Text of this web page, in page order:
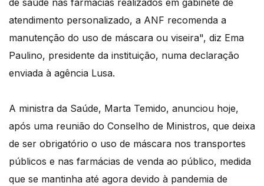
de saúde nas farmácias realizados em gabinete de
atendimento personalizado, a ANF recomenda a
manutenção do uso de máscara ou viseira", diz Ema
Paulino, presidente da instituição, numa declaração
enviada à agência Lusa.
A ministra da Saúde, Marta Temido, anunciou hoje,
após uma reunião do Conselho de Ministros, que deixa
de ser obrigatório o uso de máscara nos transportes
públicos e nas farmácias de venda ao público, medida
que se mantinha até agora devido à pandemia de